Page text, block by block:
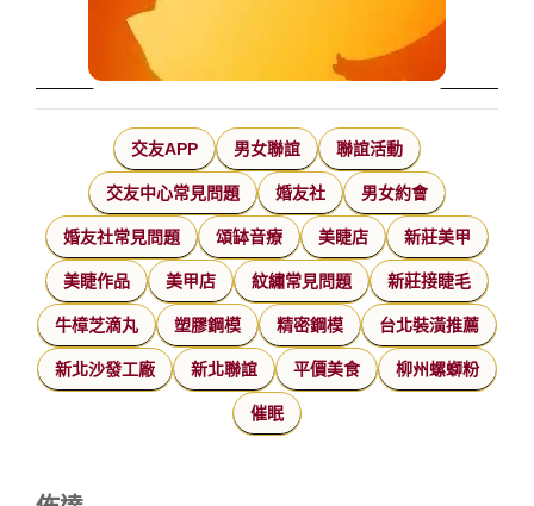
交友APP 男女聯誼 聯誼活動
交友中心常見問題 婚友社 男女約會
婚友社常見問題 頌缽音療 美睫店 新莊美甲
美睫作品 美甲店 紋繡常見問題 新莊接睫毛
牛樟芝滴丸 塑膠鋼模 精密鋼模 台北裝潢推薦
新北沙發工廠 新北聯誼 平價美食 柳州螺螄粉
催眠